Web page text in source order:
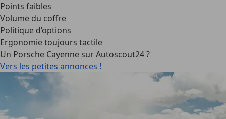
Points faibles
Volume du coffre
Politique d’options
Ergonomie toujours tactile
Un Porsche Cayenne sur Autoscout24 ?
Vers les petites annonces !